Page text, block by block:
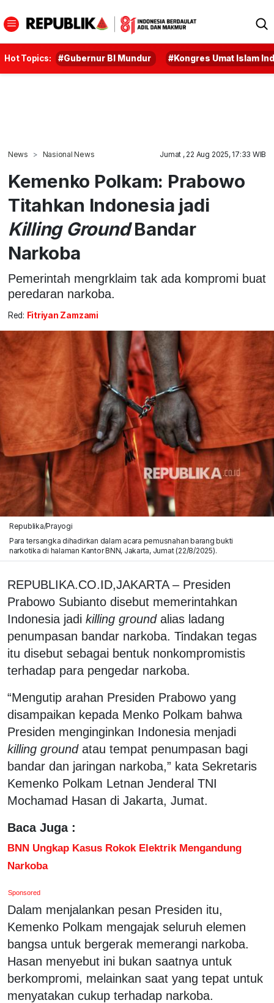
Hot Topics: #Gubernur BI Mundur #Kongres Umat Islam
News Nasional News Jumat , 22 Aug 2025, 17:33 WIB
Kemenko Polkam: Prabowo
Titahkan Indonesia jadi
Killing GroundBandar
Narkoba
Pemerintah mengrklaim tak ada kompromi buat
peredaran narkoba.
Red: Fitriyan Zamzami
Republika/Prayogi
Para tersangka dihadirkan dalam acara pemusnahan barang bukti
narkotika di halaman Kantor BNN, Jakarta, Jumat (22/8/2025).
REPUBLIKA.CO.ID,JAKARTA – Presiden
Prabowo Subianto disebut memerintahkan
Indonesia jadi killing groundalias ladang
penumpasan bandar narkoba. Tindakan tegas
itu disebut sebagai bentuk nonkompromistis
terhadap para pengedar narkoba.
“Mengutip arahan Presiden Prabowo yang
disampaikan kepada Menko Polkam bahwa
Presiden menginginkan Indonesia menjadi
killing groundatau tempat penumpasan bagi
bandar dan jaringan narkoba,” kata Sekretaris
Kemenko Polkam Letnan Jenderal TNI
Mochamad Hasan di Jakarta, Jumat.
Baca Juga :
BNN Ungkap Kasus Rokok Elektrik Mengandung
Narkoba
Sponsored
Dalam menjalankan pesan Presiden itu,
Kemenko Polkam mengajak seluruh elemen
bangsa untuk bergerak memerangi narkoba.
Hasan menyebut ini bukan saatnya untuk
berkompromi, melainkan saat yang tepat untuk
menyatakan cukup terhadap narkoba.